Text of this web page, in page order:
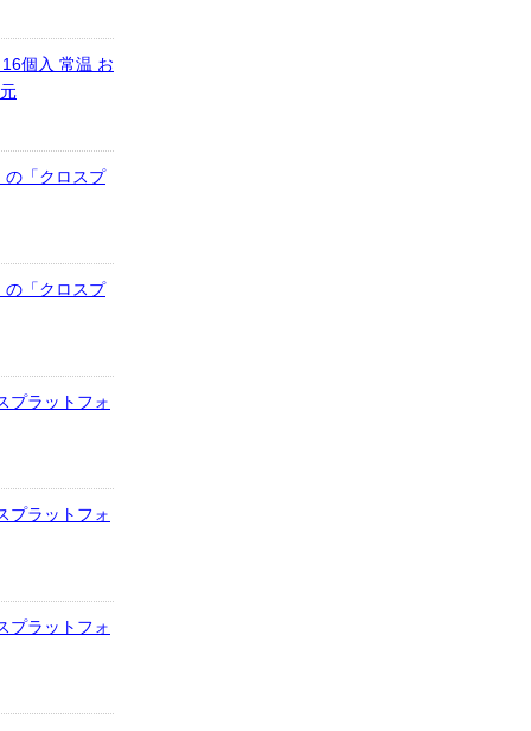
個入 常温 お
の「クロスプ
の「クロスプ
プラットフォ
プラットフォ
プラットフォ